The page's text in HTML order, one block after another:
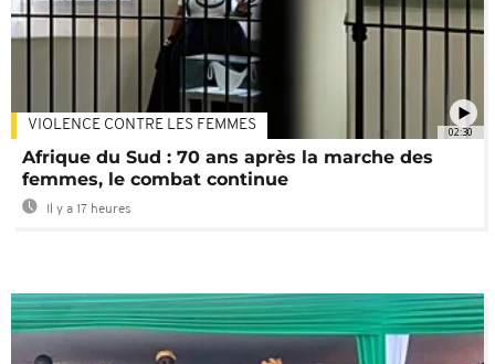
02:30
VIOLENCE CONTRE LES FEMMES
Afrique du Sud : 70 ans après la marche des
femmes, le combat continue
Il y a 17 heures